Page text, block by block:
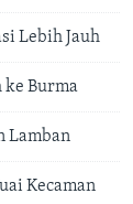
Lebih Jauh
ke Burma
Lamban
Kecaman